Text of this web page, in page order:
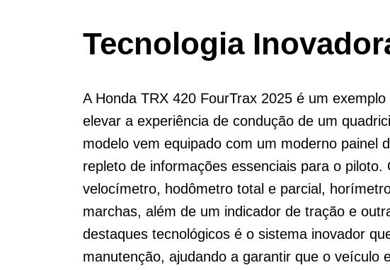
Tecnologia
A Honda TRX 420 FourTrax 2025 é um
elevar a experiência de condução de um
modelo vem equipado com um moderno painel
repleto de informações essenciais para o
velocímetro, hodômetro total e parcial,
marchas, além de um indicador de tração e
destaques tecnológicos é o sistema inovador
manutenção, ajudando a garantir que o veículo